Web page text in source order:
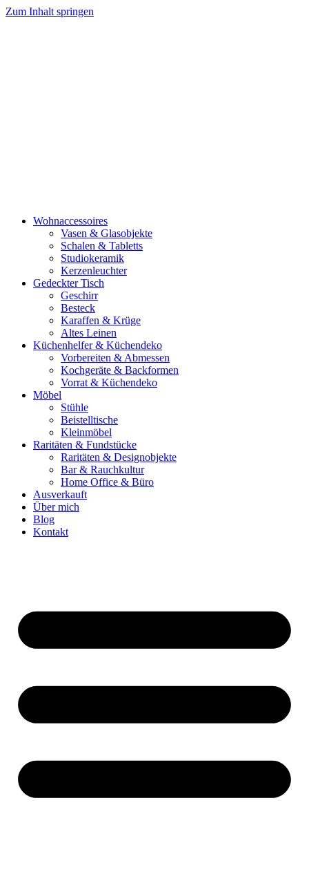
Zum Inhalt springen
Wohnaccessoires
Vasen & Glasobjekte
Schalen & Tabletts
Studiokeramik
Kerzenleuchter
Gedeckter Tisch
Geschirr
Besteck
Karaffen & Krüge
Altes Leinen
Küchenhelfer & Küchendeko
Vorbereiten & Abmessen
Kochgeräte & Backformen
Vorrat & Küchendeko
Möbel
Stühle
Beistelltische
Kleinmöbel
Raritäten & Fundstücke
Raritäten & Designobjekte
Bar & Rauchkultur
Home Office & Büro
Ausverkauft
Über mich
Blog
Kontakt